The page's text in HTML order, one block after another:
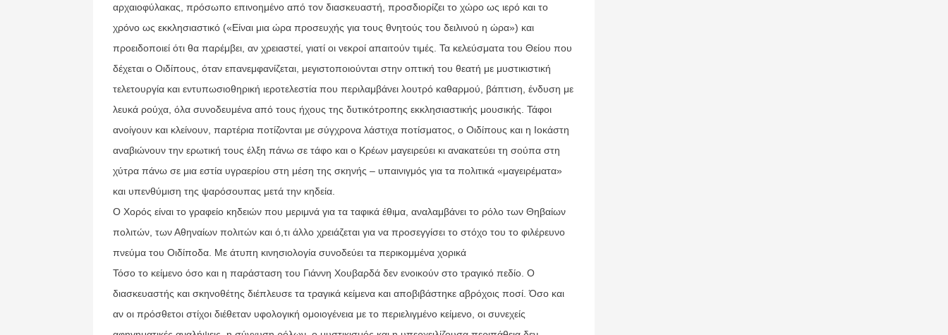
αρχαιοφύλακας, πρόσωπο επινοημένο από τον διασκευαστή, προσδιορίζει το χώρο ως ιερό και το
χρόνο ως εκκλησιαστικό («Είναι μια ώρα προσευχής για τους θνητούς του δειλινού η ώρα») και
προειδοποιεί ότι θα παρέμβει, αν χρειαστεί, γιατί οι νεκροί απαιτούν τιμές. Τα κελεύσματα του Θείου που
δέχεται ο Οιδίπους, όταν επανεμφανίζεται, μεγιστοποιούνται στην οπτική του θεατή με μυστικιστική
τελετουργία και εντυπωσιοθηρική ιεροτελεστία που περιλαμβάνει λουτρό καθαρμού, βάπτιση, ένδυση με
λευκά ρούχα, όλα συνοδευμένα από τους ήχους της δυτικότροπης εκκλησιαστικής μουσικής. Τάφοι
ανοίγουν και κλείνουν, παρτέρια ποτίζονται με σύγχρονα λάστιχα ποτίσματος, ο Οιδίπους και η Ιοκάστη
αναβιώνουν την ερωτική τους έλξη πάνω σε τάφο και ο Κρέων μαγειρεύει κι ανακατεύει τη σούπα στη
χύτρα πάνω σε μια εστία υγραερίου στη μέση της σκηνής – υπαινιγμός για τα πολιτικά «μαγειρέματα»
και υπενθύμιση της ψαρόσουπας μετά την κηδεία.
Ο Χορός είναι το γραφείο κηδειών που μεριμνά για τα ταφικά έθιμα, αναλαμβάνει το ρόλο των Θηβαίων
πολιτών, των Αθηναίων πολιτών και ό,τι άλλο χρειάζεται για να προσεγγίσει το στόχο του το φιλέρευνο
πνεύμα του Οιδίποδα. Με άτυπη κινησιολογία συνοδεύει τα περικομμένα χορικά
Τόσο το κείμενο όσο και η παράσταση του Γιάννη Χουβαρδά δεν ενοικούν στο τραγικό πεδίο. Ο
διασκευαστής και σκηνοθέτης διέπλευσε τα τραγικά κείμενα και αποβιβάστηκε αβρόχοις ποσί. Όσο και
αν οι πρόσθετοι στίχοι διέθεταν υφολογική ομοιογένεια με το περιελιγμένο κείμενο, οι συνεχείς